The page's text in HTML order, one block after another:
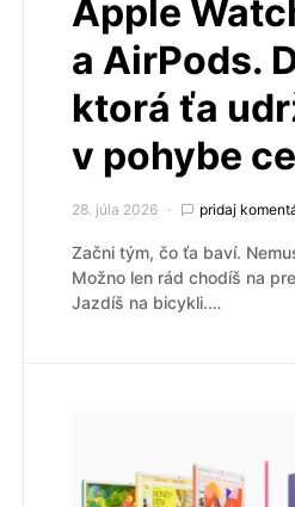
Apple
a AirPods.
ktorá ťa
v pohybe
28. júla 2026 pridaj
Začni tým, čo ťa baví.
Možno len rád chodíš na
Jazdíš na bicykli.…